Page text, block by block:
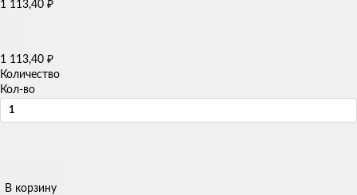
1 113,40 ₽
1 113,40 ₽
Количество
Кол-во
В корзину